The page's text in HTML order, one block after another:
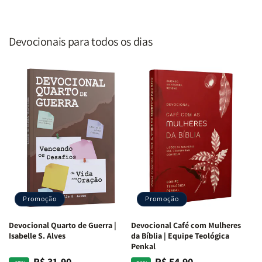
Devocionais para todos os dias
Promoção
Devocional Quarto de Guerra |
Isabelle S. Alves
Promoção
Devocional Café com Mulheres
da Bíblia | Equipe Teológica
Penkal